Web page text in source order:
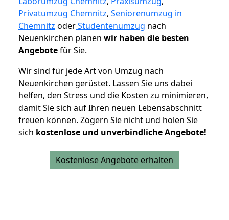
Privatumzug Chemnitz, Seniorenumzug in
Chemnitz oderStudentenumzug nach
Neuenkirchen planen wir haben die besten
Angebotefür Sie.
Wir sind für jede Art von Umzug nach
Neuenkirchen gerüstet. Lassen Sie uns dabei
helfen, den Stress und die Kosten zu minimieren,
damit Sie sich auf Ihren neuen Lebensabschnitt
freuen können. Zögern Sie nicht und holen Sie
sich kostenlose und unverbindliche Angebote!
Kostenlose Angebote erhalten